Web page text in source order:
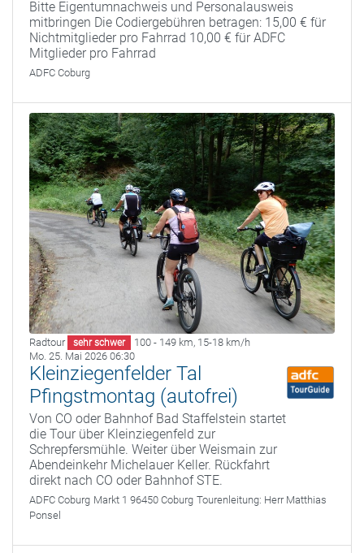
Bitte Eigentumnachweis und Personalausweis
mitbringen Die Codiergebühren betragen: 15,00 € für
Nichtmitglieder pro Fahrrad 10,00 € für ADFC
Mitglieder pro Fahrrad
ADFC Coburg
Radtour sehr schwer 100 - 149 km, 15-18 km/h
Mo. 25. Mai 2026 06:30
Kleinziegenfelder Tal
Pfingstmontag (autofrei)
Von CO oder Bahnhof Bad Staffelstein startet
die Tour über Kleinziegenfeld zur
Schrepfersmühle. Weiter über Weismain zur
Abendeinkehr Michelauer Keller. Rückfahrt
direkt nach CO oder Bahnhof STE.
ADFC Coburg Markt 1 96450 Coburg Tourenleitung: Herr Matthias
Ponsel